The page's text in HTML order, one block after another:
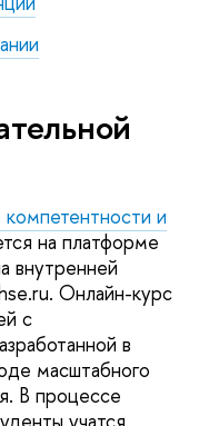
и
на платформе
внутренней
Онлайн-курс
с
в
масштабного
В процессе